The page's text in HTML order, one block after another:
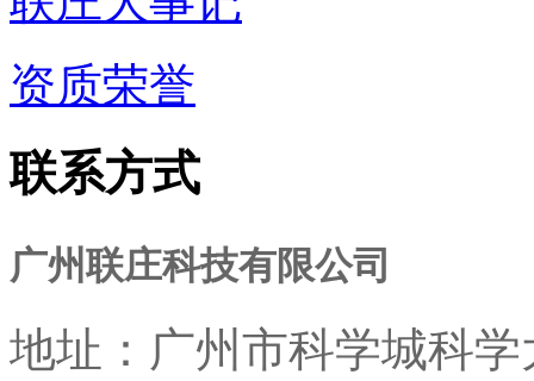
资质荣誉
联系方式
广州联庄科技有限公司
地址： 广州市科学城科